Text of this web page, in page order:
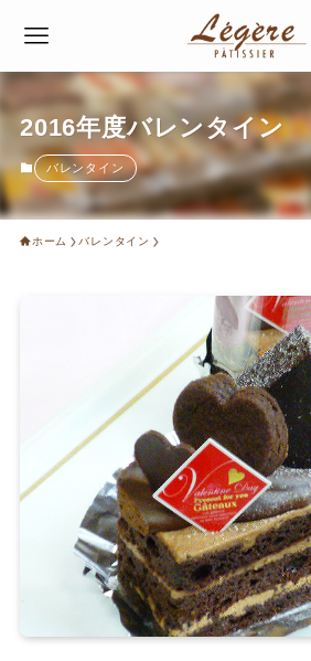
2016年度バレンタイン
バレンタイン
ホーム バレンタイン